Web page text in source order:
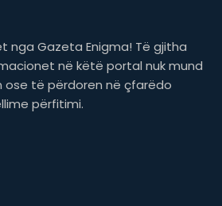
nga Gazeta Enigma! Të gjitha
në këtë portal nuk mund
ose të përdoren në çfarëdo
përfitimi.